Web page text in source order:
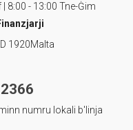
8:00 - 13:00 Tne-Ġim
1920Malta
numru lokali b'linja